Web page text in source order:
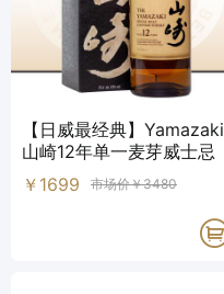
【日威最经典】Yamazaki
山崎12年单一麦芽威士忌
￥1699
市场价￥3480